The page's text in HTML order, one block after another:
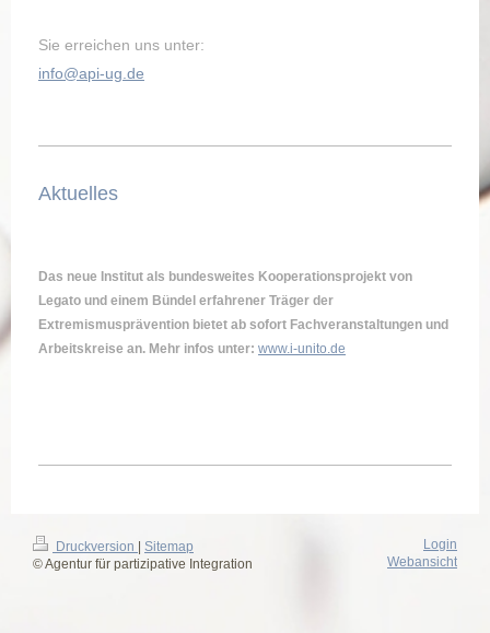
Sie erreichen uns unter:
info@api-ug.de
Aktuelles
Das neue Institut als bundesweites Kooperationsprojekt von
Legato und einem Bündel erfahrener Träger der
Extremismusprävention bietet ab sofort Fachveranstaltungen und
Arbeitskreise an. Mehr infos unter: www.i-unito.de
Druckversion
Sitemap
© Agentur für partizipative Integration
Login
Webansicht